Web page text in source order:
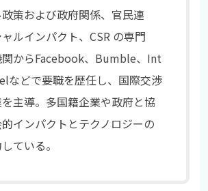
策および政府関係、官民連
ルインパクト、CSR の専門
関からFacebook、Bumble、Int
などで要職を歴任し、国際交渉
主導。多国籍企業や政府と協
インパクトとテクノロジーの
ている。